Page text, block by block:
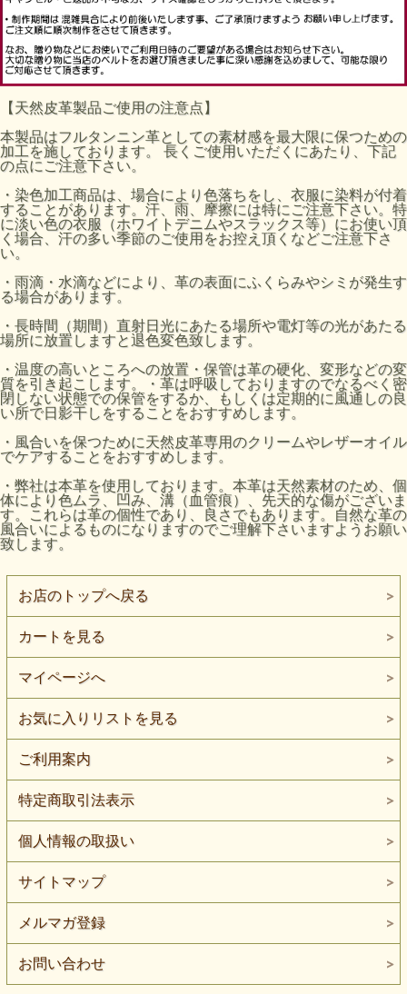
【天然皮革製品ご使用の注意点】
本製品はフルタンニン革としての素材感を最大限に保つための
加工を施しております。 長くご使用いただくにあたり、下記
の点にご注意下さい。
・染色加工商品は、場合により色落ちをし、衣服に染料が付着
することがあります。汗、雨、摩擦には特にご注意下さい。特
に淡い色の衣服（ホワイトデニムやスラックス等）にお使い頂
く場合、汗の多い季節のご使用をお控え頂くなどご注意下さ
い。
・雨滴・水滴などにより、革の表面にふくらみやシミが発生す
る場合があります。
・長時間（期間）直射日光にあたる場所や電灯等の光があたる
場所に放置しますと退色変色致します。
・温度の高いところへの放置・保管は革の硬化、変形などの変
質を引き起こします。・革は呼吸しておりますのでなるべく密
閉しない状態での保管をするか、もしくは定期的に風通しの良
い所で日影干しをすることをおすすめします。
・風合いを保つために天然皮革専用のクリームやレザーオイル
でケアすることをおすすめします。
・弊社は本革を使用しております。本革は天然素材のため、個
体により色ムラ、凹み、溝（血管痕）、先天的な傷がございま
す。これらは革の個性であり、良さでもあります。自然な革の
風合いによるものになりますのでご理解下さいますようお願い
致します。
お店のトップへ戻る
カートを見る
マイページへ
お気に入りリストを見る
ご利用案内
特定商取引法表示
個人情報の取扱い
サイトマップ
メルマガ登録
お問い合わせ